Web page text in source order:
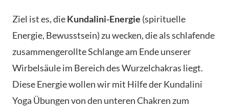
Ziel ist es, dieKundalini-Energie (spirituelle
Energie, Bewusstsein) zu wecken, die als schlafende
zusammengerollte Schlange am Ende unserer
Wirbelsäule im Bereich des Wurzelchakras liegt.
Diese Energie wollen wir mit Hilfe der Kundalini
Yoga Übungen von den unteren Chakren zum